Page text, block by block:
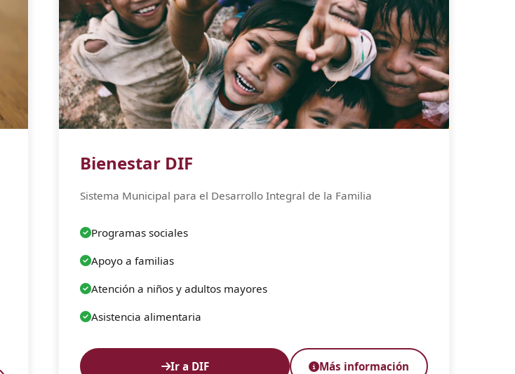
Bienestar DIF
Sistema Municipal para el Desarrollo Integral de la Familia
Programas sociales
Apoyo a familias
Atención a niños y adultos mayores
Asistencia alimentaria
Ir a DIF Más información